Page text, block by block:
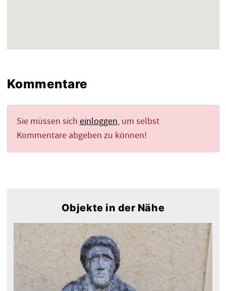
Kommentare
Sie müssen sich einloggen, um selbst
Kommentare abgeben zu können!
Objekte in der Nähe